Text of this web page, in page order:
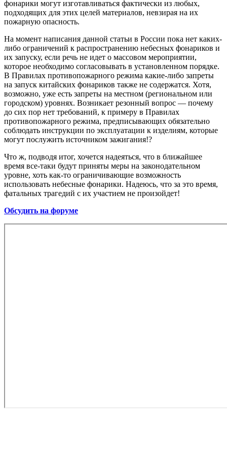
фонарики могут изготавливаться фактически из любых,
подходящих для этих целей материалов, невзирая на их
пожарную опасность.
На момент написания данной статьи в России пока нет каких-
либо ограничений к распространению небесных фонариков и
их запуску, если речь не идет о массовом мероприятии,
которое необходимо согласовывать в установленном порядке.
В Правилах противопожарного режима какие-либо запреты
на запуск китайских фонариков также не содержатся. Хотя,
возможно, уже есть запреты на местном (региональном или
городском) уровнях. Возникает резонный вопрос — почему
до сих пор нет требований, к примеру в Правилах
противопожарного режима, предписывающих обязательно
соблюдать инструкции по эксплуатации к изделиям, которые
могут послужить источником зажигания!?
Что ж, подводя итог, хочется надеяться, что в ближайшее
время все-таки будут приняты меры на законодательном
уровне, хоть как-то ограничивающие возможность
использовать небесные фонарики. Надеюсь, что за это время,
фатальных трагедий с их участием не произойдет!
Обсудить на форуме